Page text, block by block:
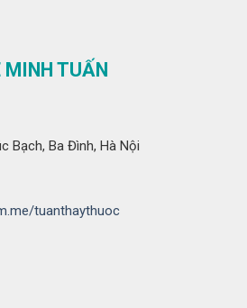
MINH TUẤN
Bạch, Ba Đình, Hà Nội
tuanthaythuoc